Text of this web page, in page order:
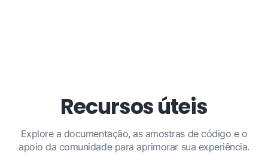
Recursos úteis
Explore a documentação, as amostras de código e o
apoio da comunidade para aprimorar sua experiência.